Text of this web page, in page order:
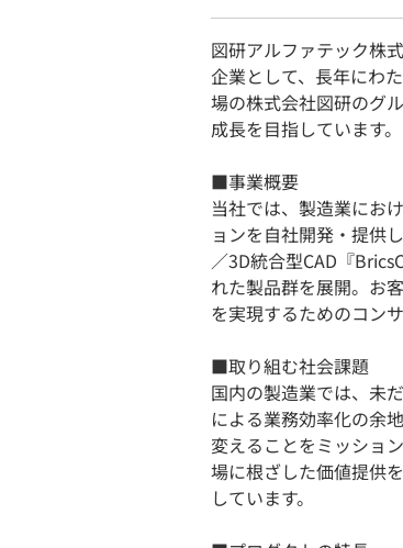
図研アルファテック株
企業として、長年にわ
場の株式会社図研のグ
成長を目指しています。
■事業概要
当社では、製造業にお
ョンを自社開発・提供
／3D統合型CAD『
れた製品群を展開。お
を実現するためのコン
■取り組む社会課題
国内の製造業では、未
による業務効率化の余
変えることをミッショ
場に根ざした価値提供
しています。